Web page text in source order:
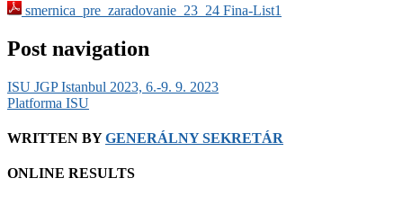
smernica_pre_zaradovanie_23_24 Fina-List1
Post navigation
ISU JGP Istanbul 2023, 6.-9. 9. 2023
Platforma ISU
WRITTEN BYGENERÁLNY SEKRETÁR
ONLINE RESULTS